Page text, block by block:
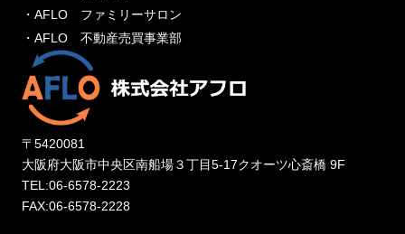
・AFLO ファミリーサロン
・AFLO 不動産売買事業部
〒5420081
大阪府大阪市中央区南船場３丁目5-17クオーツ心斎橋 9F
TEL:06-6578-2223
FAX:06-6578-2228